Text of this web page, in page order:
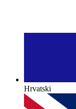
Hrvatski